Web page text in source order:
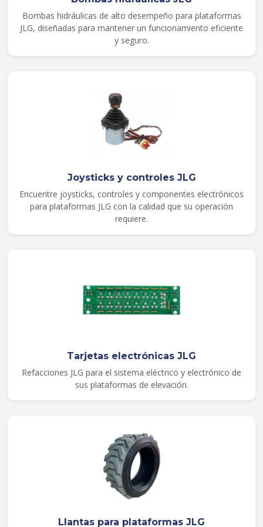
Bombas hidráulicas de alto desempeño para plataformas
JLG, diseñadas para mantener un funcionamiento eficiente
y seguro.
Joysticks y controles JLG
Encuentre joysticks, controles y componentes electrónicos
para plataformas JLG con la calidad que su operación
requiere.
Tarjetas electrónicas JLG
Refacciones JLG para el sistema eléctrico y electrónico de
sus plataformas de elevación.
Llantas para plataformas JLG